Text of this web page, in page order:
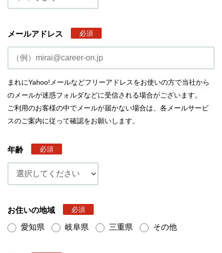
メールアドレス 必須
まれにYahoo!メールなどフリーアドレスをお使いの方で当社から
のメールが迷惑フォルダなどに受信される場合がございます。
ご利用のお客様の中でメールが届かない場合は、各メールサービ
スのご案内に従って確認をお願いします。
年齢 必須
お住いの地域 必須
愛知県 岐阜県 三重県 その他